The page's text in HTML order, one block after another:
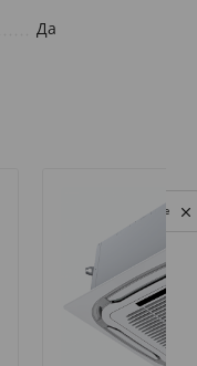
Да
Privacy notice